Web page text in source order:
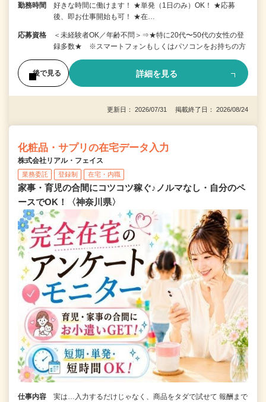
勤務時間
好きな時間に働けます！ ★単発（1日のみ）OK！ ★応募
後、即お仕事開始も可！ ★在…
応募資格
＜未経験者OK／年齢不問＞⇒★特に20代〜50代の女性の登
録多数★ ※スマートフォンもしくはパソコンをお持ちの方
後で見る 詳細を見る
更新日： 2026/07/31 掲載終了日： 2026/08/24
化粧品・サプリの在宅データ入力
株式会社リアル・フェイス
業務委託 登録制 在宅・内職
家事・育児の合間にコツコツ稼ぐ♪ノルマなし・自分のペ
ースでOK！〈神奈川県〉
仕事内容
実は…入力するだけじゃなく、商品をタダで試せて 報酬まで